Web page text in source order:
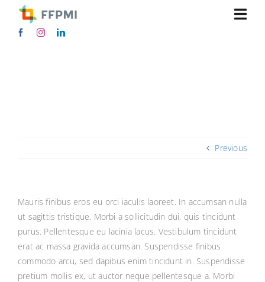
content
Mon compte
SEARCH
FOR:
Previous
Mauris finibus eros eu orci iaculis laoreet. In accumsan nulla
ut sagittis tristique. Morbi a sollicitudin dui, quis tincidunt
purus. Pellentesque eu lacinia lacus. Vestibulum tincidunt
erat ac massa gravida accumsan. Suspendisse finibus
commodo arcu, sed dapibus enim tincidunt in. Suspendisse
pretium mollis ex, ut auctor neque pellentesque a. Morbi